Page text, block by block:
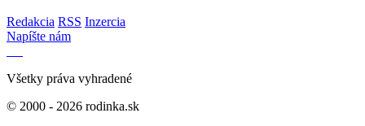
Redakcia RSS Inzercia
Napíšte nám
Všetky práva vyhradené
© 2000 - 2026 rodinka.sk